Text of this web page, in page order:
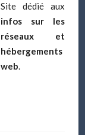
Site dédié aux
infos sur les
réseaux et
hébergements
web.